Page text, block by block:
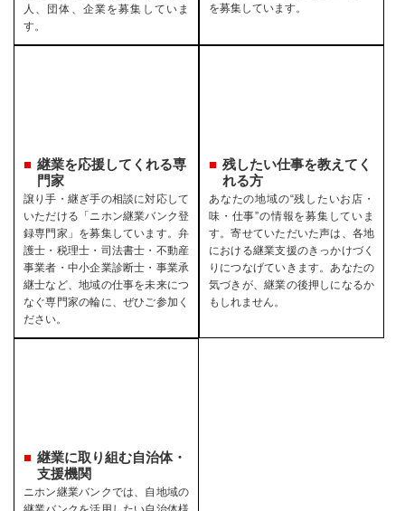
人、団体、企業を募集していま
す。
を募集しています。
継業を応援してくれる専
門家
譲り手・継ぎ手の相談に対応して
いただける「ニホン継業バンク登
録専門家」を募集しています。弁
護士・税理士・司法書士・不動産
事業者・中小企業診断士・事業承
継士など、地域の仕事を未来につ
なぐ専門家の輪に、ぜひご参加く
ださい。
残したい仕事を教えてく
れる方
あなたの地域の“残したいお店・
味・仕事”の情報を募集していま
す。寄せていただいた声は、各地
における継業支援のきっかけづく
りにつなげていきます。あなたの
気づきが、継業の後押しになるか
もしれません。
継業に取り組む自治体・
支援機関
ニホン継業バンクでは、自地域の